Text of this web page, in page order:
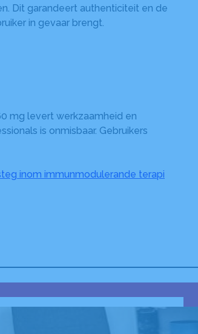
Dit garandeert authenticiteit en de
in gevaar brengt.
mg levert werkzaamheid en
is onmisbaar. Gebruikers
inom immunmodulerande terapi